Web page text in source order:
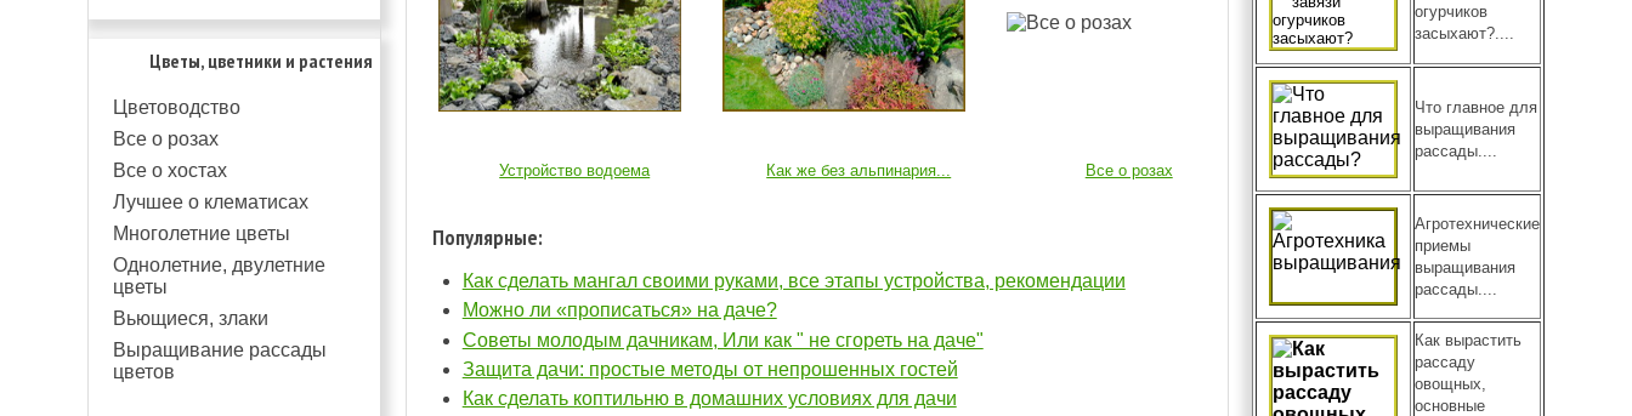
Цветы, цветники и растения
Цветоводство
Все о розах
Все о хостах
Лучшее о клематисах
Многолетние цветы
Однолетние, двулетние
цветы
Вьющиеся, злаки
Выращивание рассады
цветов
Устройство водоема Как же без альпинария... Все о розах
Популярные:
Как сделать мангал своими руками, все этапы устройства, рекомендации
Можно ли «прописаться» на даче?
Советы молодым дачникам, Или как " не сгореть на даче"
Защита дачи: простые методы от непрошенных гостей
Как сделать коптильню в домашних условиях для дачи
огурчиков
засыхают?....
Что главное для
выращивания
рассады....
Агротехнические
приемы
выращивания
рассады....
Как вырастить
рассаду
овощных,
основные